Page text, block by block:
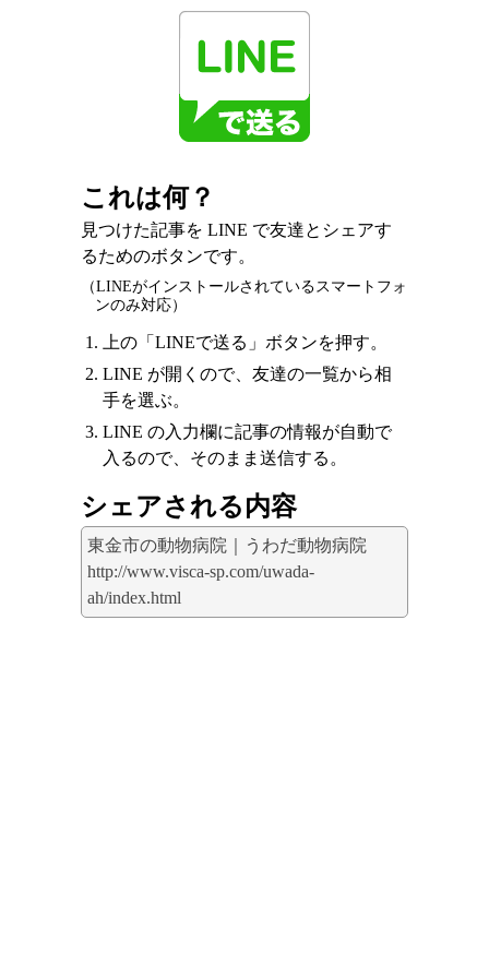
これは何？
見つけた記事を LINE で友達とシェアす
るためのボタンです。
（LINEがインストールされているスマートフォ
ンのみ対応）
上の「LINEで送る」ボタンを押す。
LINE が開くので、友達の一覧から相
手を選ぶ。
LINE の入力欄に記事の情報が自動で
入るので、そのまま送信する。
シェアされる内容
東金市の動物病院｜うわだ動物病院
http://www.visca-sp.com/uwada-
ah/index.html